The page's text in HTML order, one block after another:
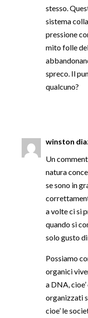
stesso.
sistema
pressione
mito folle
spreco. Il
qualcuno?
winston
Un
natura
se sono in
a volte ci si
quando si
solo gusto
Possiamo
organici
a DNA,
organizzati
cioe’ le